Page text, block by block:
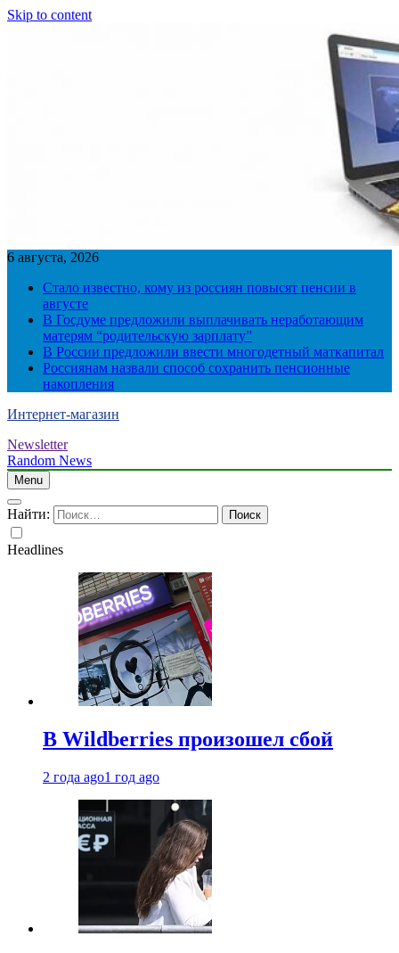
Skip to content
6 августа, 2026
Стало известно, кому из россиян повысят пенсии в
августе
В Госдуме предложили выплачивать неработающим
матерям “родительскую зарплату”
В России предложили ввести многодетный маткапитал
Россиянам назвали способ сохранить пенсионные
накопления
Интернет-магазин
Newsletter
Random News
Menu
Найти:
Headlines
В Wildberries произошел сбой
2 года ago1 год ago